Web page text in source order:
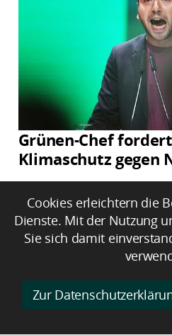
Grünen-Chef
Klimaschutz gegen
Cookies erleichtern die
Dienste. Mit der Nutzung
Sie sich damit
Zur